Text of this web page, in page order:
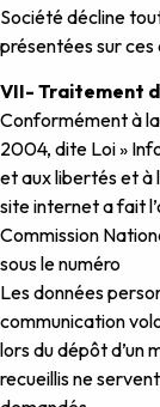
Société décline
présentées sur ces
VII- Traitement
Conformément à
2004, dite Loi »
et aux libertés et à
site internet a fait
Commission
sous le numéro
Les données
communication
lors du dépôt d’un
recueillis ne